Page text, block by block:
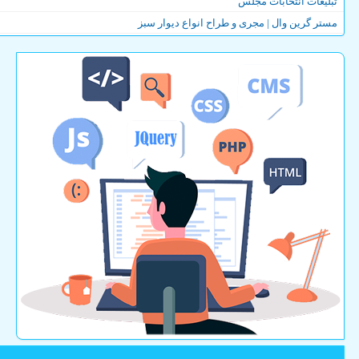
مستر گرین وال | مجری و طراح انواع دیوار سبز